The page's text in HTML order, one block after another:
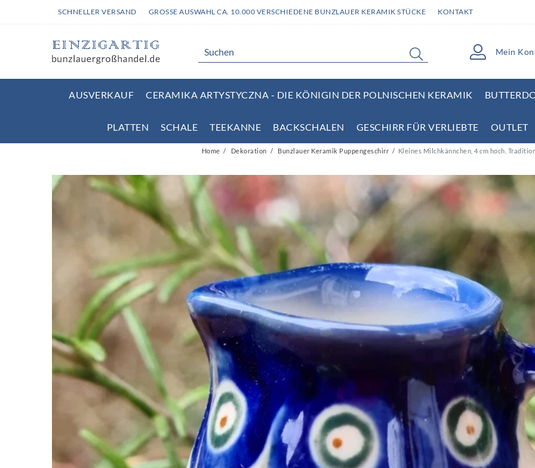
SCHNELLER VERSAND GROSSE AUSWAHL CA. 10.000 VERSCHIEDENE BUNZLAUER KERAMIK STÜCKE KONTAKT
Mein
AUSVERKAUF CERAMIKA ARTYSTYCZNA - DIE KÖNIGIN DER POLNISCHEN KERAMIK
PLATTEN SCHALE TEEKANNE BACKSCHALEN GESCHIRR FÜR VERLIEBTE OUTLET
Home Dekoration Bunzlauer Keramik Puppengeschirr Kleines Milchkännchen, 4 cm hoch,